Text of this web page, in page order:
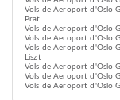
Vols de Aeroport d'Oslo
Prat
Vols de Aeroport d'Oslo
Vols de Aeroport d'Oslo
Vols de Aeroport d'Oslo
Liszt
Vols de Aeroport d'Oslo
Vols de Aeroport d'Oslo
Vols de Aeroport d'Oslo